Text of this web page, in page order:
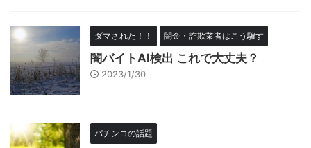
ダマされた！！ 闇金・詐欺業者はこう騙す
闇バイトAI検出 これで大丈夫？
2023/1/30
パチンコの話題